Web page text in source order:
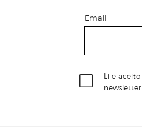
Email
Li e aceito
newsletter